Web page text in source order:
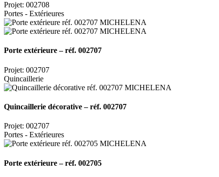
Projet: 002708
Portes - Extérieures
Porte extérieure – réf. 002707
Projet: 002707
Quincaillerie
Quincaillerie décorative – réf. 002707
Projet: 002707
Portes - Extérieures
Porte extérieure – réf. 002705